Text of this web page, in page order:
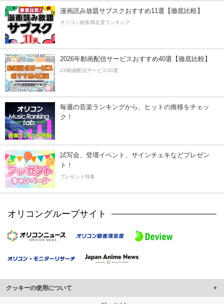
漫画読み放題サブスクおすすめ11選【徹底比較】
オリコン顧客満足度ランキング
2026年動画配信サービスおすすめ40選【徹底比較】
CS動画配信サービス20選
毎週の音楽ランキングから、ヒットの推移をチェッ
ク！
試写会、登壇イベント、サインチェキなどプレゼン
ト！
プレゼント特集
オリコングループサイト
クッキーの使用について